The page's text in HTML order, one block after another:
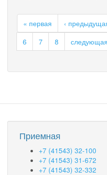
№
153от
26.06.2019
« первая ‹
6
7 8
Приемная
+7 (41543) 32-100
+7 (41543) 31-672
+7 (41543) 32-332